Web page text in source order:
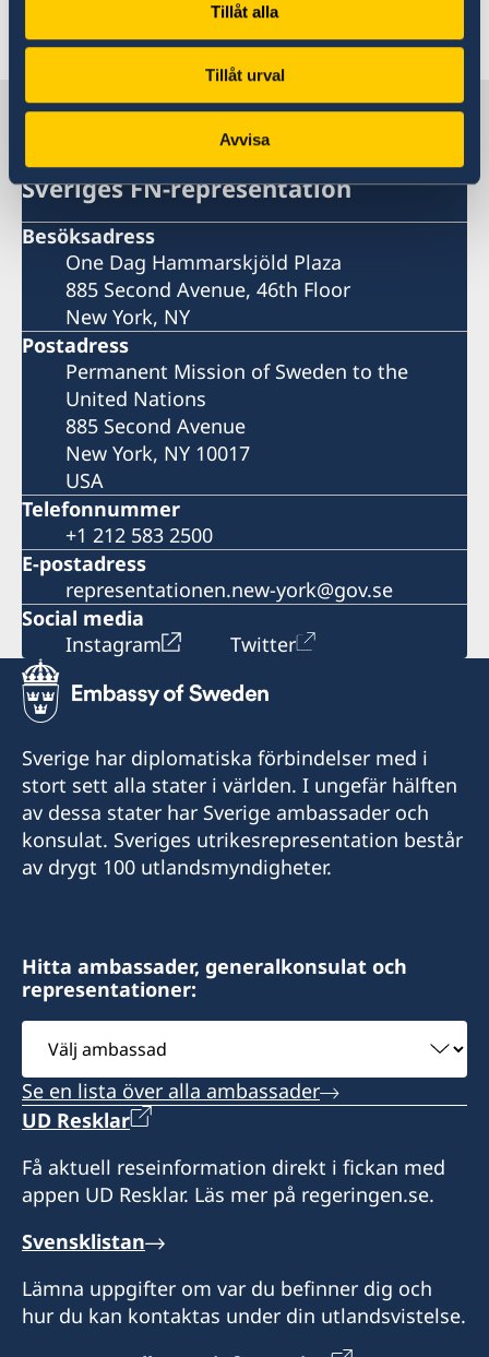
Tillåt alla
Tillåt urval
Avvisa
Senast uppdaterad 09 juli 2019, 15.07
Sverige i USA, New York
Sveriges FN-representation
Besöksadress
One Dag Hammarskjöld Plaza
885 Second Avenue, 46th Floor
New York, NY
Postadress
Permanent Mission of Sweden to the
United Nations
885 Second Avenue
New York, NY 10017
USA
Telefonnummer
+1 212 583 2500
E-postadress
representationen.new-york@gov.se
Social media
Instagram
Twitter
Sverige har diplomatiska förbindelser med i
stort sett alla stater i världen. I ungefär hälften
av dessa stater har Sverige ambassader och
konsulat. Sveriges utrikesrepresentation består
av drygt 100 utlandsmyndigheter.
Hitta ambassader, generalkonsulat och
representationer:
Välj
ambassad
Se en lista över alla ambassader
UD Resklar
Få aktuell reseinformation direkt i fickan med
appen UD Resklar. Läs mer på regeringen.se.
Svensklistan
Lämna uppgifter om var du befinner dig och
hur du kan kontaktas under din utlandsvistelse.